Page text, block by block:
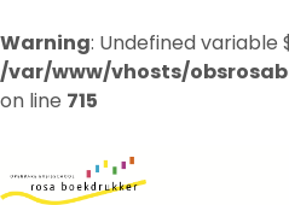
Warning: Undefined variable
/var/www/vhosts/
on line 715